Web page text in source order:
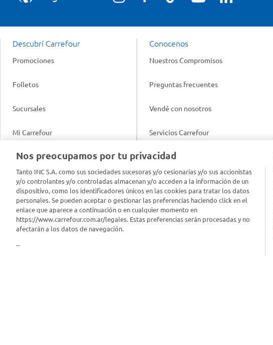
Descubrí Carrefour
Promociones
Folletos
Sucursales
Mi Carrefour
Productos Carrefour
Tarjeta Mi Carrefour
Panel Carrefour
Puntos Verdes
Conocenos
Nuestros Compromisos
Preguntas frecuentes
Vendé con nosotros
Servicios Carrefour
Info útil
Tasas de interés
Contacto
Nos preocupamos por tu privacidad
Tanto INC S.A. como sus sociedades sucesoras y/o cesionarias y/o sus accionistas
y/o controlantes y/o controladas almacenan y/o acceden a la información de un
dispositivo, como los identificadores únicos en las cookies para tratar los datos
personales. Se pueden aceptar o gestionar las preferencias haciendo click en el
enlace que aparece a continuación o en cualquier momento en
https://www.carrefour.com.ar/legales. Estas preferencias serán procesadas y no
afectarán a los datos de navegación.
--